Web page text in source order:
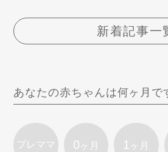
新着記事一
あなたの赤ちゃんは何ヶ月で
プレママ 0 ヶ月 1 ヶ月